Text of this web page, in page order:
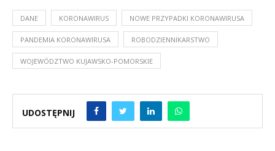
DANE KORONAWIRUS NOWE PRZYPADKI KORONAWIRUSA
PANDEMIA KORONAWIRUSA ROBODZIENNIKARSTWO
WOJEWÓDZTWO KUJAWSKO-POMORSKIE
UDOSTĘPNIJ